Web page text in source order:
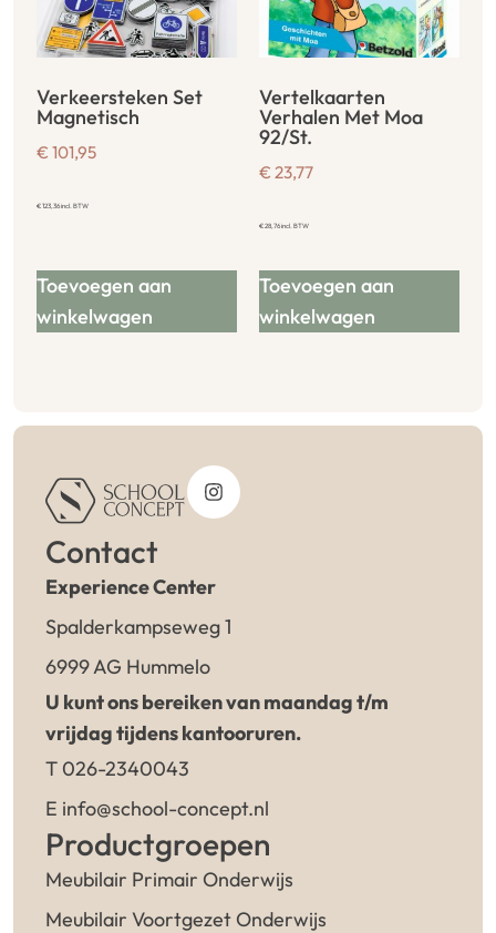
Verkeersteken Set
Magnetisch
€ 101,95
€123,36incl. BTW
Toevoegen aan
winkelwagen
Vertelkaarten
Verhalen Met Moa
92/St.
€ 23,77
€28,76incl. BTW
Toevoegen aan
winkelwagen
Contact
Experience Center
Spalderkampseweg 1
6999 AG Hummelo
U kunt ons bereiken van maandag t/m
vrijdag tijdens kantooruren.
T 026-2340043
E info@school-concept.nl
Productgroepen
Meubilair Primair Onderwijs
Meubilair Voortgezet Onderwijs